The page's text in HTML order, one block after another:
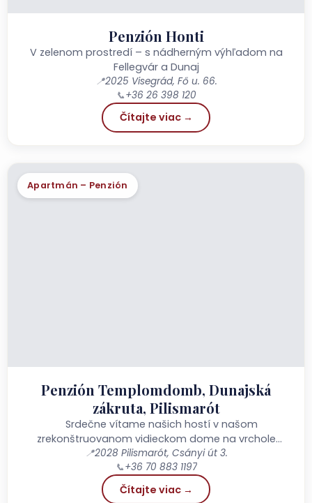
Penzión Honti
V zelenom prostredí – s nádherným výhľadom na
Fellegvár a Dunaj
📍2025 Visegrád, Fő u. 66.
📞+36 26 398 120
Čítajte viac →
Apartmán – Penzión
Penzión Templomdomb, Dunajská
zákruta, Pilismarót
Srdečne vítame našich hostí v našom
zrekonštruovanom vidieckom dome na vrchole
Református-domb v Pilismaróte, ktorý ponúka
nádherný panoramatický výhľad! Najmalebnejšia
časť Pilismarótu...
📍2028 Pilismarót, Csányi út 3.
📞+36 70 883 1197
Čítajte viac →